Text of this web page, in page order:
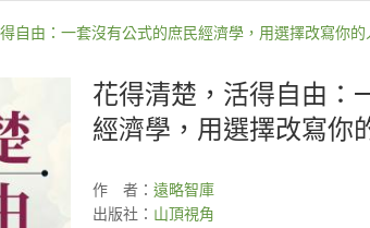
自由：一套沒有公式的庶民經濟學，用選擇改寫你
花得清楚，活得自由：
經濟學，用選擇改寫你
作 者： 遠略智庫
出版社： 山頂視角